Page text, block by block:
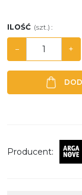
ILOŚĆ (szt.) :
− +
Producent: